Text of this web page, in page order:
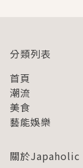
分類列表
首頁
潮流
美食
藝能娛樂
關於Japaholic